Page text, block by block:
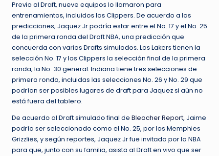
Previo al Draft, nueve equipos lo llamaron para
entrenamientos, incluidos los Clippers. De acuerdo a las
predicciones, Jaquez Jr podría estar entre el No. 17 y el No. 25
de la primera ronda del Draft NBA, una predicción que
concuerda con varios Drafts simulados. Los Lakers tienen la
selección No. 17 y los Clippers la selección final de la primera
ronda, la No. 30 general. Indiana tiene tres selecciones de
primera ronda, incluidas las selecciones No. 26 y No. 29 que
podrían ser posibles lugares de draft para Jaquez si aún no
está fuera del tablero.
De acuerdo al Draft simulado final de Bleacher Report, Jaime
podría ser seleccionado como el No. 25, por los Memphies
Grizzlies, y según reportes, Jaquez Jr fue invitado por la NBA
para que, junto con su familia, asista al Draft en vivo que ser